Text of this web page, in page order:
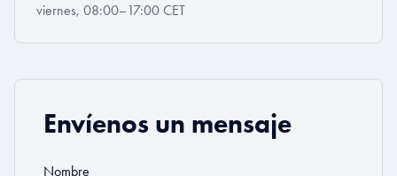
viernes, 08:00–17:00 CET
Envíenos un mensaje
Nombre